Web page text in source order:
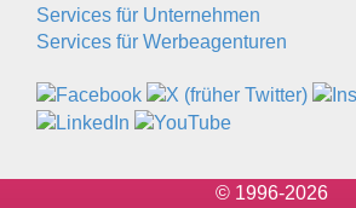
Services für Unternehmen
Services für Werbeagenturen
© 1996-2026